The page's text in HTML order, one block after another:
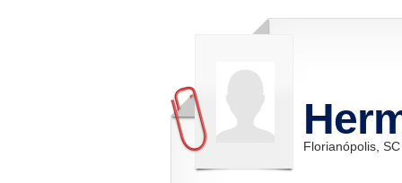
Florianópolis, SC